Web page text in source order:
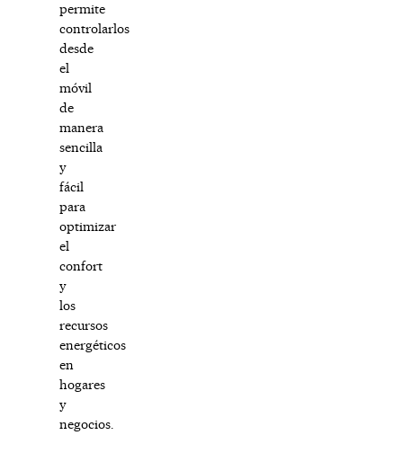
permite
controlarlos
desde
el
móvil
de
manera
sencilla
y
fácil
para
optimizar
el
confort
y
los
recursos
energéticos
en
hogares
y
negocios.